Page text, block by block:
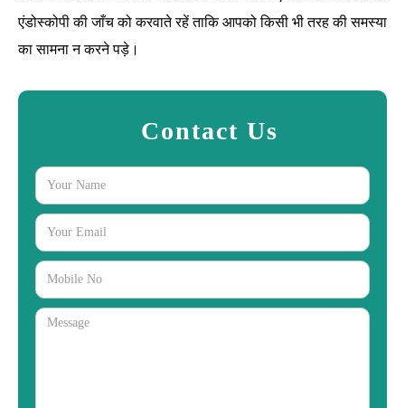
एंडोस्कोपी की जाँच को करवाते रहें ताकि आपको किसी भी तरह की समस्या
का सामना न करने पड़े।
Contact Us